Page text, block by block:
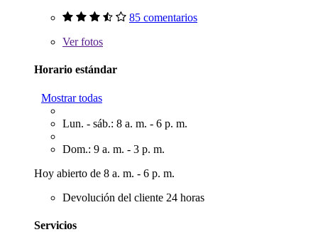
85 comentarios
Verfotos
Horario estándar
Mostrar todas
Lun. - sáb.: 8 a. m. - 6 p. m.
Dom.: 9 a. m. - 3 p. m.
Hoy abierto de 8 a. m. - 6 p. m.
Devolución del cliente 24 horas
Servicios